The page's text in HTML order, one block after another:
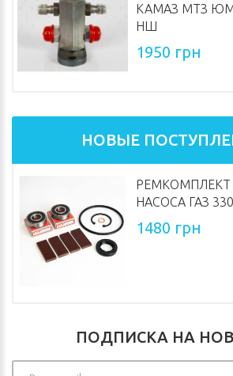
КАМАЗ МТЗ
НШ
1950 грн
НОВЫЕ
НАСОСА ГАЗ
1480 грн
ПОДПИСКА НА